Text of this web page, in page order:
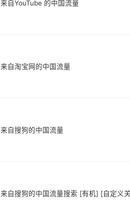
来自YouTube 的中国流量
来自淘宝网的中国流量
来自搜狗的中国流量
来自搜狗的中国流量搜索 [有机] [自定义